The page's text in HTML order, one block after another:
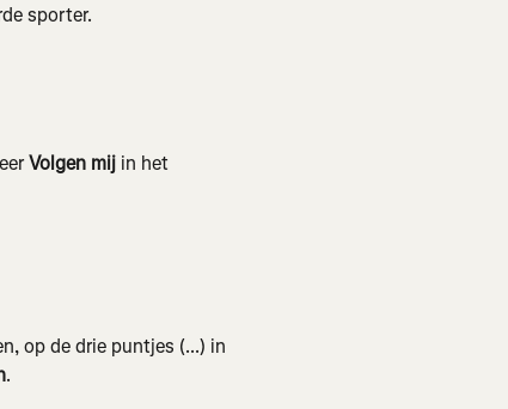
sporter.
Volgen mij in het
op de drie puntjes (...) in
.